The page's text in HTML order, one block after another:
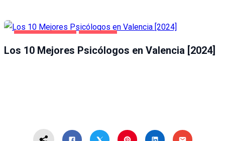
Los 10 Mejores Psicólogos en Valencia [2024]